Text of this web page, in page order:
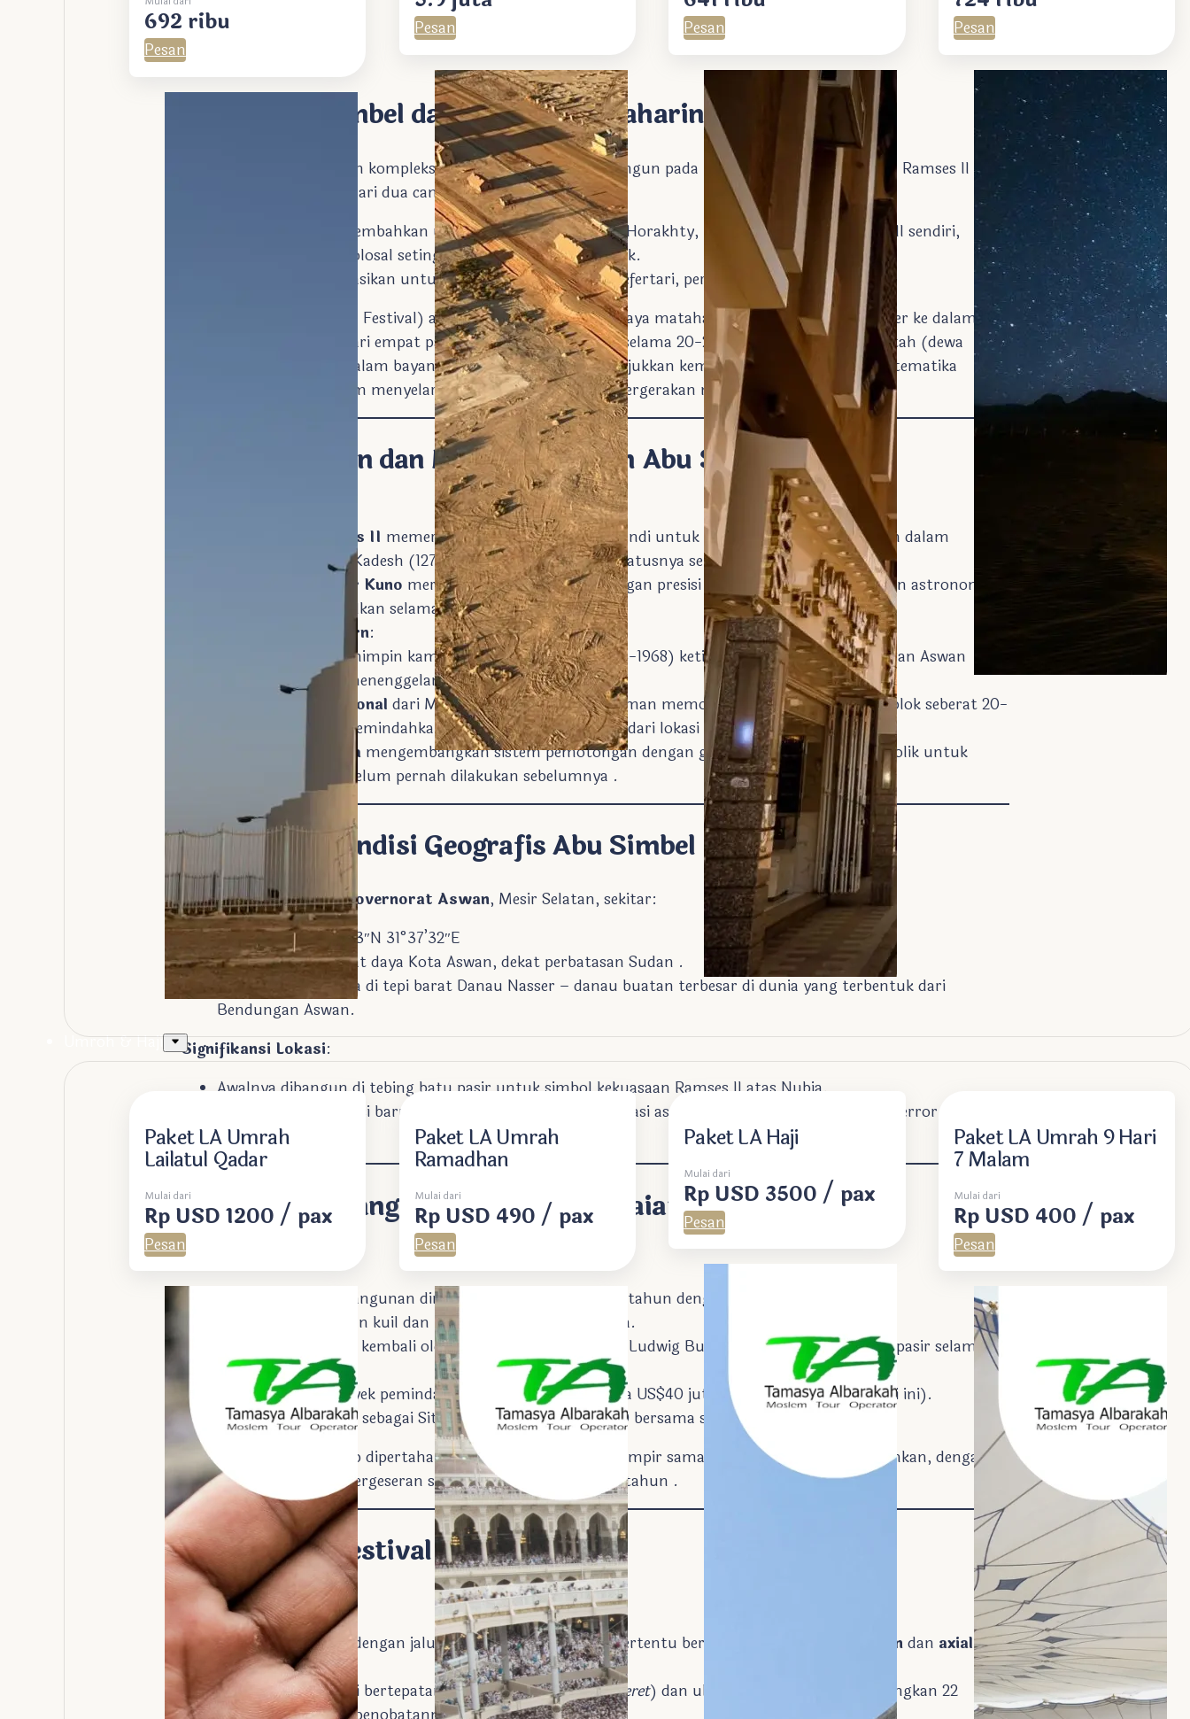
692 ribu
Pesan
Pesan Pesan Pesan
Umroh & Haji
Paket LA Umrah
Lailatul Qadar
Mulai dari
Rp USD 1200 / pax
Pesan
Paket LA Umrah
Ramadhan
Mulai dari
Rp USD 490 / pax
Pesan
Paket LA Haji
Mulai dari
Rp USD 3500 / pax
Pesan
Paket LA Umrah 9 Hari
7 Malam
Mulai dari
Rp USD 400 / pax
Pesan
Michael Starkie
on
Unsplash
Candi Abu Simbel dan Festival Mataharinya
adalah kompleks kuil batu pahat yang dibangun pada masa pemerintahan Firaun Ramses II
(1279-1213 SM). Terdiri dari dua candi utama:
: Dipersembahkan untuk dewa Amun-Ra, Ra-Horakhty, Ptah, dan deifikasi Ramses II sendiri,
dengan 4 patung kolosal setinggi 20 meter di pintu masuk.
: Didedikasikan untuk dewi Hathor dan Ratu Nefertari, permaisuri utama Ramses II.
(Sun Festival) adalah fenomena ketika cahaya matahari pagi menembus 65 meter ke dalam Kuil
Besar, menerangi tiga dari empat patung di ruang sanctuary selama 20-25 menit. Hanya patung Ptah (dewa
kegelapan) yang tetap dalam bayangan . Fenomena ini menunjukkan kemahiran astronomi dan matematika
bangsa Mesir Kuno dalam menyelaraskan bangunan dengan pergerakan matahari.
Pembangunaan dan Menyelamatkan Abu Simbel?
Firaun Ramses II memerintahkan pembangunan candi untuk memperingati kemenangan dalam
Pertempuran Kadesh (1274 SM) dan meneguhkan statusnya sebagai dewa .
Arsitek Mesir Kuno merancang orientasi candi dengan presisi menggunakan pengetahuan astronomi
yang dikumpulkan selama berabad-abad.
Penyelamat Modern:
memimpin kampanye penyelamatan (1964-1968) ketika pembangunan Bendungan Aswan
mengancam menenggelamkan candi .
Tim Internasional dari Mesir, Italia, Swedia, dan Jerman memotong candi menjadi 1.035 blok seberat 20-
30 ton, lalu memindahkannya 65 meter lebih tinggi dari lokasi asli .
Insinyur Italiamengembangkan sistem pemotongan dengan gergaji kabel dan crane hidrolik untuk
operasi yang belum pernah dilakukan sebelumnya .
Lokasi dan Kondisi Geografis Abu Simbel
Abu Simbel terletak diGovernorat Aswan, Mesir Selatan, sekitar:
Koordinat: 22°20’13″N 31°37’32″E
Jarak: 280 km barat daya Kota Aswan, dekat perbatasan Sudan .
Lingkungan
: Berada di tepi barat Danau Nasser – danau buatan terbesar di dunia yang terbentuk dari
Bendungan Aswan.
Signifikansi Lokasi:
Awalnya dibangun di tebing batu pasir untuk simbol kekuasaan Ramses II atas Nubia.
Pemindahan ke lokasi baru tetap mempertahankan orientasi astronomi aslinya dengan margin error hanya
0,5 derajat .
Sejarah Pembangunan dan Penyelesaiannya
Linimasa Abu Simbel
: Pembangunan dimulai, memakan waktu 20 tahun dengan 1.500 pekerja .
: Peresmian kuil dan pelaksanaan ritual pertama.
: Ditemukan kembali oleh penjelajah Swiss Johann Ludwig Burckhardt setelah terkubur pasir selama
berabad-abad.
1964-1968 M: Proyek pemindahan UNESCO dengan biaya US$40 juta (setara US$300 juta hari ini).
1979 M: Ditetapkan sebagai Situs Warisan Dunia UNESCO bersama situs Nubian lainnya.
Festival Matahari
tetap dipertahankan pada tanggal yang hampir sama meski lokasi candi dipindahkan, dengan
perubahan kecil akibat pergeseran sumbu bumi selama 3.200 tahun .
Pentingnya Festival Matahari
Alasan Astronomi:
Poros candi sejajar dengan jalur matahari pada tanggal tertentu berkat perhitungan
zenith sundan axial
precession.
Tanggal 22 Februari bertepatan dengan musim panen (Peret) dan ulang tahun Ramses II, sedangkan 22